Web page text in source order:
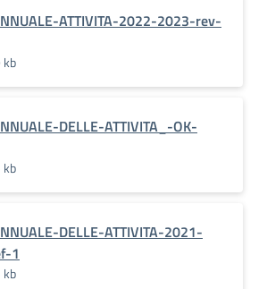
ATTIVITA-2022-2023-rev-
kb
DELLE-ATTIVITA_-OK-
kb
DELLE-ATTIVITA-2021-
1
kb